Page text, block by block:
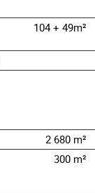
104 + 49m²
2 680 m²
300 m²